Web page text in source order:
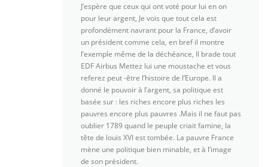
J’espère que ceux qui ont voté pour lui en on
pour leur argent, Je vois que tout cela est
profondément navrant pour la France, d’avoir
un président comme cela, en bref il montre
l’exemple même de la déchéance, Il brade tout
EDF Airbus Mettez lui une moustache et vous
referez peut -être l’histoire de l’Europe. Il a
donné le pouvoir à l’argent, sa politique est
basée sur : les riches encore plus riches les
pauvres encore plus pauvres .Mais il ne faut pas
oublier 1789 quand le peuple criait famine, la
tête de louis XVI est tombée. La pauvre France
mène une politique bien minable, et à l’image
de son président.